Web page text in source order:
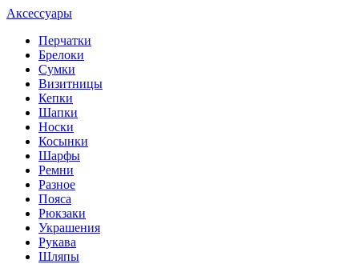
Аксессуары
Перчатки
Брелоки
Сумки
Визитницы
Кепки
Шапки
Носки
Косынки
Шарфы
Ремни
Разное
Пояса
Рюкзаки
Украшения
Рукава
Шляпы